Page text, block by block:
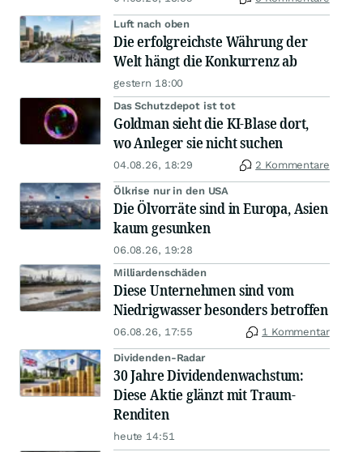
Luft nach oben
Die erfolgreichste Währung der
Welt hängt die Konkurrenz ab
gestern 18:00
Das Schutzdepot ist tot
Goldman sieht die KI-Blase dort,
wo Anleger sie nicht suchen
04.08.26, 18:29 2 Kommentare
Ölkrise nur in den USA
Die Ölvorräte sind in Europa, Asien
kaum gesunken
06.08.26, 19:28
Milliardenschäden
Diese Unternehmen sind vom
Niedrigwasser besonders betroffen
06.08.26, 17:55 1 Kommentar
Dividenden-Radar
30 Jahre Dividendenwachstum:
Diese Aktie glänzt mit Traum-
Renditen
heute 14:51